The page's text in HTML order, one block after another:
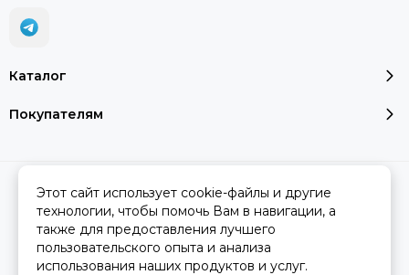
Каталог
Покупателям
2026 © SMART SALE.Карта сайта
Этот сайт использует cookie-файлы и другие
технологии, чтобы помочь Вам в навигации, а
также для предоставления лучшего
пользовательского опыта и анализа
использования наших продуктов и услуг.